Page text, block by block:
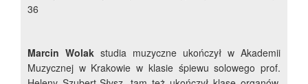
36
Marcin Wolak studia muzyczne ukończył w Akademii
Muzycznej w Krakowie w klasie śpiewu solowego prof.